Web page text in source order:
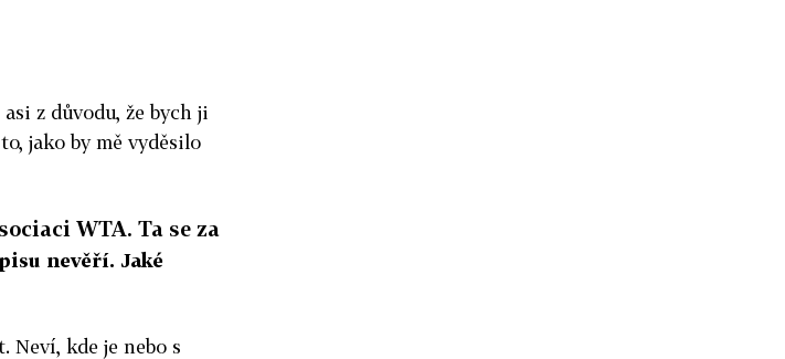
z důvodu, že bych ji
jako by mě vyděsilo
WTA. Ta se za
nevěří. Jaké
Neví, kde je nebo s